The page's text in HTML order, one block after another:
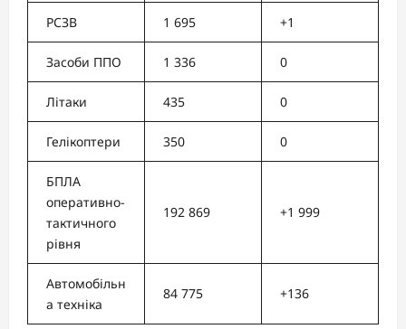
РСЗВ 1 695 +1
Засоби ППО 1 336 0
Літаки 435 0
Гелікоптери 350 0
БПЛА
оперативно-
тактичного
рівня
192 869 +1 999
Автомобільн
а техніка
84 775 +136